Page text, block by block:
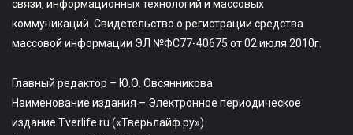
связи, информационных технологий и массовых
коммуникаций. Свидетельство о регистрации средства
массовой информации ЭЛ №ФС77-40675 от 02 июля 2010г.
Главный редактор – Ю.О. Овсянникова
Наименование издания – Электронное периодическое
издание Tverlife.ru («Тверьлайф.ру»)